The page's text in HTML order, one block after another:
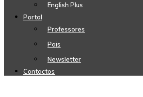
English Plus
Portal
Professores
Pais
Newsletter
Contactos